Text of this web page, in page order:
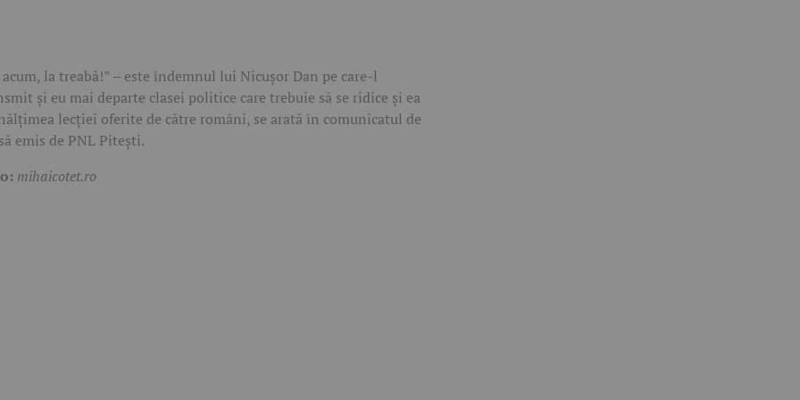
la treabă!” – este îndemnul lui Nicușor Dan pe care-l
și eu mai departe clasei politice care trebuie să se ridice și ea
lecției oferite de către români, se arată în comunicatul de
emis de PNL Pitești.
mihaicotet.ro